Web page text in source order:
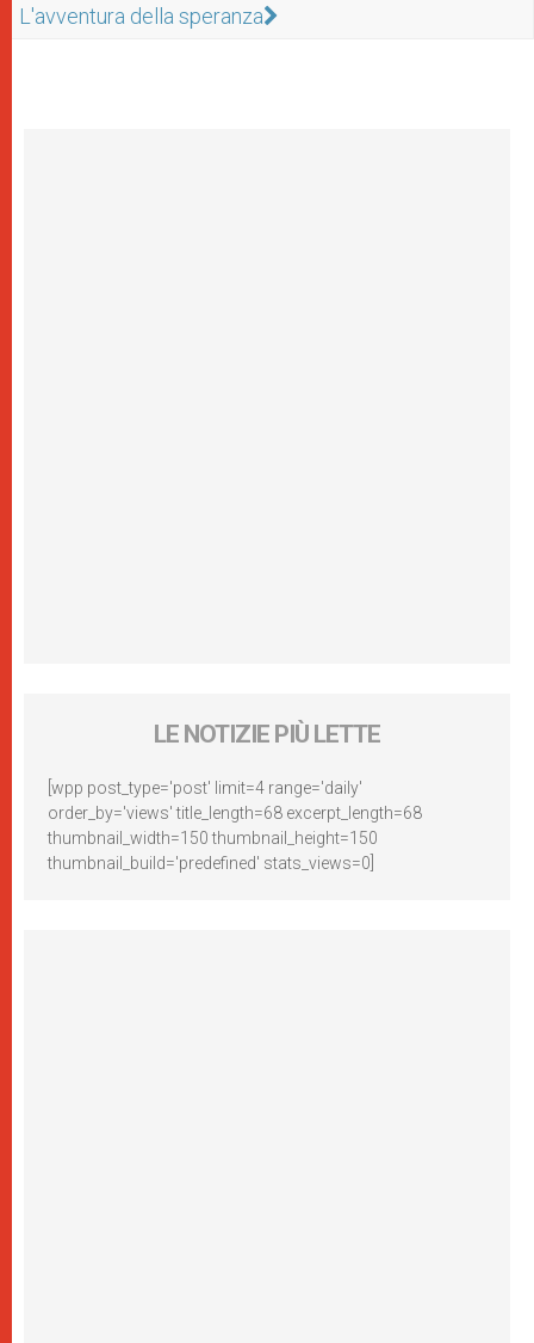
L'avventura della speranza
LE NOTIZIE PIÙ LETTE
[wpp post_type='post' limit=4 range='daily'
order_by='views' title_length=68 excerpt_length=68
thumbnail_width=150 thumbnail_height=150
thumbnail_build='predefined' stats_views=0]